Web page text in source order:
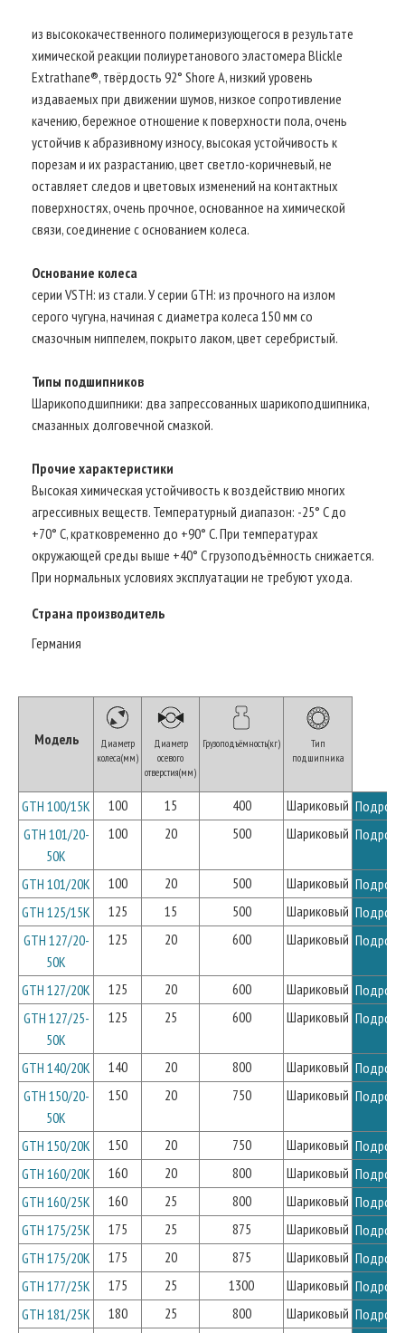
из высококачественного полимеризующегося в результате
химической реакции полиуретанового эластомера Blickle
Extrathane®, твёрдость 92° Shore A, низкий уровень
издаваемых при движении шумов, низкое сопротивление
качению, бережное отношение к поверхности пола, очень
устойчив к абразивному износу, высокая устойчивость к
порезам и их разрастанию, цвет светло-коричневый, не
оставляет следов и цветовых изменений на контактных
поверхностях, очень прочное, основанное на химической
связи, соединение с основанием колеса.
Основание колеса
серии VSTH: из стали. У серии GTH: из прочного на излом
серого чугуна, начиная с диаметра колеса 150 мм со
смазочным ниппелем, покрыто лаком, цвет серебристый.
Типы подшипников
Шарикоподшипники: два запрессованных шарикоподшипника,
смазанных долговечной смазкой.
Прочие характеристики
Высокая химическая устойчивость к воздействию многих
агрессивных веществ. Температурный диапазон: -25° C до
+70° C, кратковременно до +90° C. При температурах
окружающей среды выше +40° C грузоподъёмность снижается.
При нормальных условиях эксплуатации не требуют ухода.
Страна производитель
Германия
Модель
Диаметр
колеса(мм)
Диаметр
осевого
отверстия(мм)
Грузоподъёмность(кг)
Тип
подшипника
GTH 100/15K 100 15 400 Шариковый
GTH 101/20-
50K
100 20 500 Шариковый
GTH 101/20K 100 20 500 Шариковый
GTH 125/15K
125 15 500 Шариковый
GTH 127/20-
50K
125 20 600 Шариковый
GTH 127/20K 125 20 600 Шариковый
GTH 127/25-
50K
125 25 600 Шариковый
GTH 140/20K 140 20 800 Шариковый
GTH 150/20-
50K
150 20 750 Шариковый
GTH 150/20K 150 20 750 Шариковый
GTH 160/20K
160 20 800 Шариковый
GTH 160/25K
160 25 800 Шариковый
GTH 175/25K
175 25 875 Шариковый
GTH 175/20K
175 20 875 Шариковый
GTH 177/25K
175 25 1300 Шариковый
GTH 181/25K
180 25 800 Шариковый